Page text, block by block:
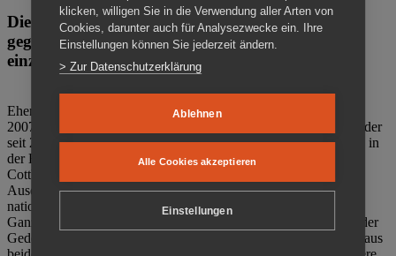
Die Gedenkstätte Zuchthaus Cottbus ist ein Ort
gegen das Vergessen. Anschaulich, nah und
einzigartig.
Ehemalige politische Häftlinge der DDR gründeten im Oktober
2007 den Verein Menschenrechtszentrum Cottbus e. V. (MRZ), der
seit 2011 Eigentümer des ehemaligen Gefängnisses (1860-2002) in
der Bautzener Straße und Träger der Gedenkstätte Zuchthaus
Cottbus ist. Im Zentrum der Arbeit der Gedenkstätte steht die
Auseinandersetzung mit politischem Unrecht während der
nationalsozialistischen Terrorherrschaft und der SED-Diktatur.
Ganzjährig zeigen mehrere Dauer- und Sonderausstellungen in der
Gedenkstätte Zuchthaus Cottbus Beispiele politischen Unrechts aus
klicken, willigen Sie in die Verwendung aller Arten von
Cookies, darunter auch für Analysezwecke ein. Ihre
Einstellungen können Sie jederzeit ändern.
> Zur Datenschutzerklärung
Ablehnen
Alle Cookies akzeptieren
Einstellungen